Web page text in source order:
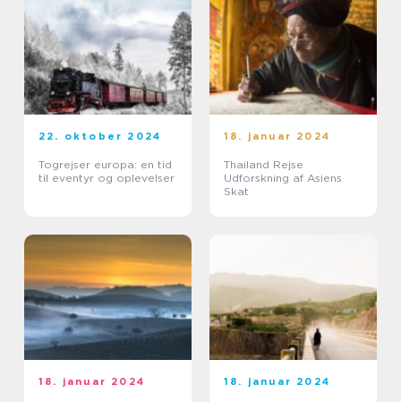
22. oktober 2024
Togrejser europa: en tid
til eventyr og oplevelser
18. januar 2024
Thailand Rejse
Udforskning af Asiens
Skat
18. januar 2024 18. januar 2024